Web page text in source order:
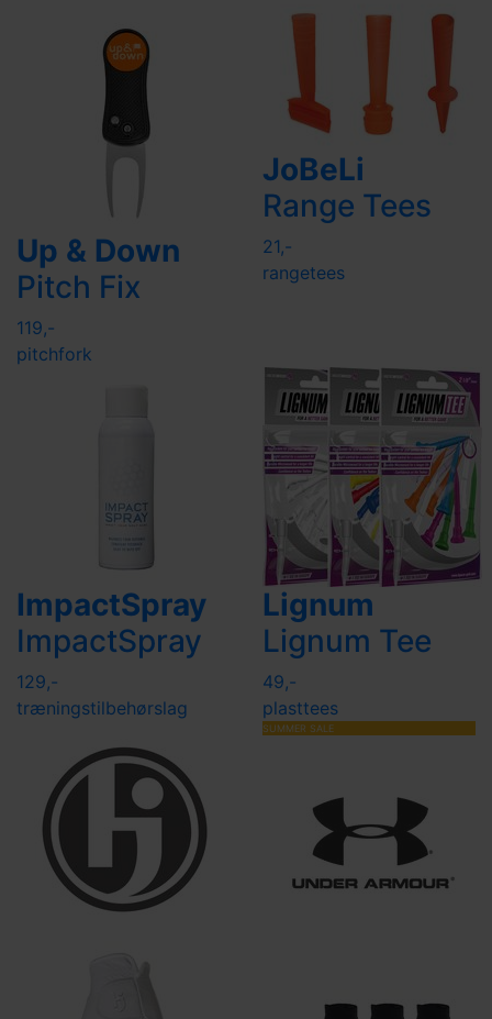
Up & Down
Pitch Fix
119,-
pitchfork
JoBeLi
Range Tees
21,-
rangetees
ImpactSpray
ImpactSpray
129,-
træningstilbehørslag
Lignum
Lignum Tee
49,-
plasttees
SUMMER SALE